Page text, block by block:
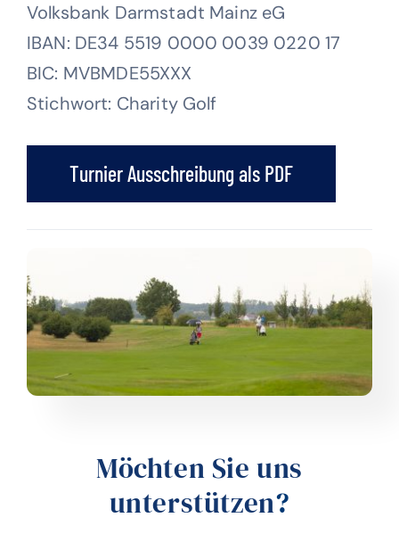
Volksbank Darmstadt Mainz eG
IBAN: DE34 5519 0000 0039 0220 17
BIC: MVBMDE55XXX
Stichwort: Charity Golf
Turnier Ausschreibung als PDF
Möchten Sie uns
unterstützen?